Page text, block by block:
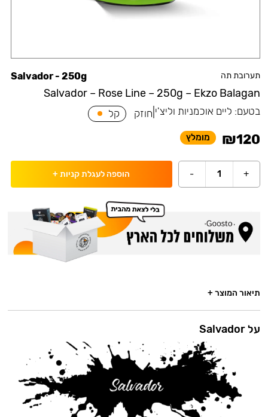
תערובת תה
Salvador – Rose Line – 250g – Ekzo Balagan
Salvador - 250g
בטעם: ליים אוכמניות וליצ'י חוזק קל
₪120 מומלץ
+
1
- הוספה לעגלת קניות +
תיאור המוצר +
על Salvador